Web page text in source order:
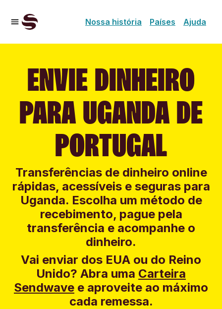
Nossa história Países Ajuda
ENVIE DINHEIRO
PARA UGANDA DE
PORTUGAL
Transferências de dinheiro online
rápidas, acessíveis e seguras para
Uganda. Escolha um método de
recebimento, pague pela
transferência e acompanhe o
dinheiro.
Vai enviar dos EUA ou do Reino
Unido? Abra uma Carteira
Sendwave e aproveite ao máximo
cada remessa.